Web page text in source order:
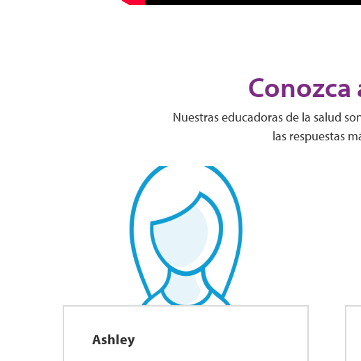
Conozca
Nuestras educadoras de la salud
las respuestas
Ashley